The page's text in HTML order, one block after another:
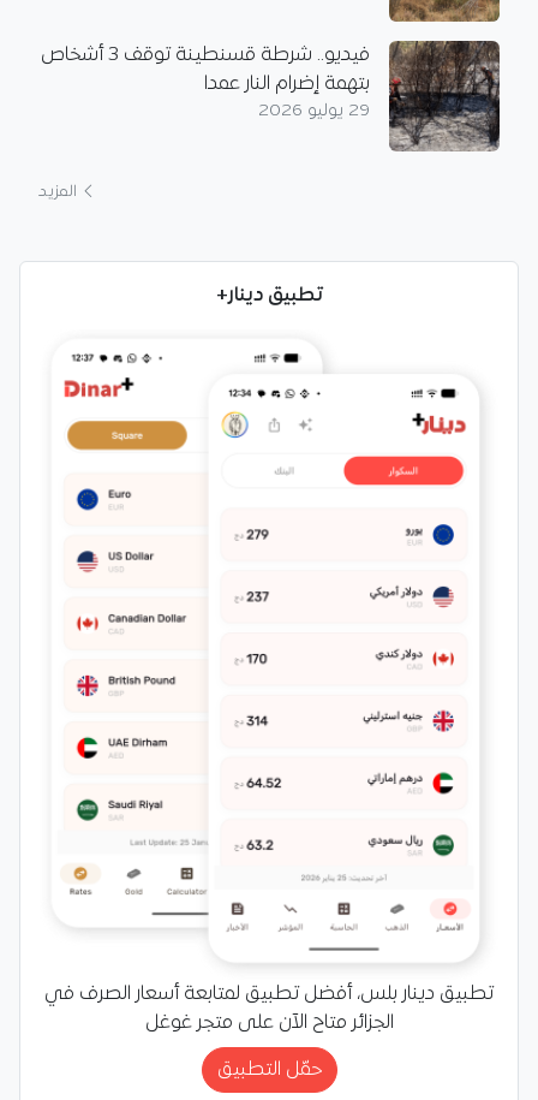
فيديو.. شرطة قسنطينة توقف 3 أشخاص
بتهمة إضرام النار عمدا
29 يوليو 2026
المزيد
تطبيق دينار+
تطبيق دينار بلس، أفضل تطبيق لمتابعة أسعار الصرف في
الجزائر متاح الآن على متجر غوغل
حمّل التطبيق